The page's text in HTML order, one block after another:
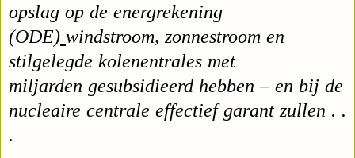
opslag op de energrekening
(ODE) windstroom, zonnestroom en
stilgelegde kolenentrales met
miljarden gesubsidieerd hebben – en bij de
nucleaire centrale effectief garant zullen . .
.